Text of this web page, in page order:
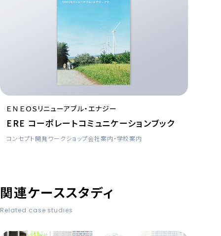
ＥＮＥＯＳリニューアブル・エナジー
ERE コーポレートコミュニケーションブック
コンセプト開発ワークショップ会社案内・学校案内
関連ケーススタディ
Related case studies